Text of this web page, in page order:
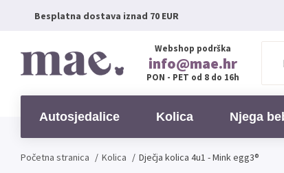
Besplatna dostava iznad 70 EUR
Webshop podrška
info@mae.hr
PON - PET od 8 do 16h
Autosjedalice Kolica Njega
Početna stranica / Kolica / Dječja kolica 4u1 - Mink egg3®